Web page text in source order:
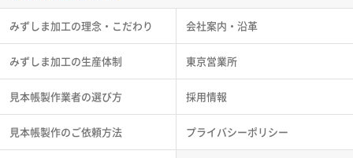
みずしま加工の理念・こだわり
みずしま加工の生産体制
見本帳製作業者の選び方
見本帳製作のご依頼方法
会社案内・沿革
東京営業所
採用情報
プライバシーポリシー